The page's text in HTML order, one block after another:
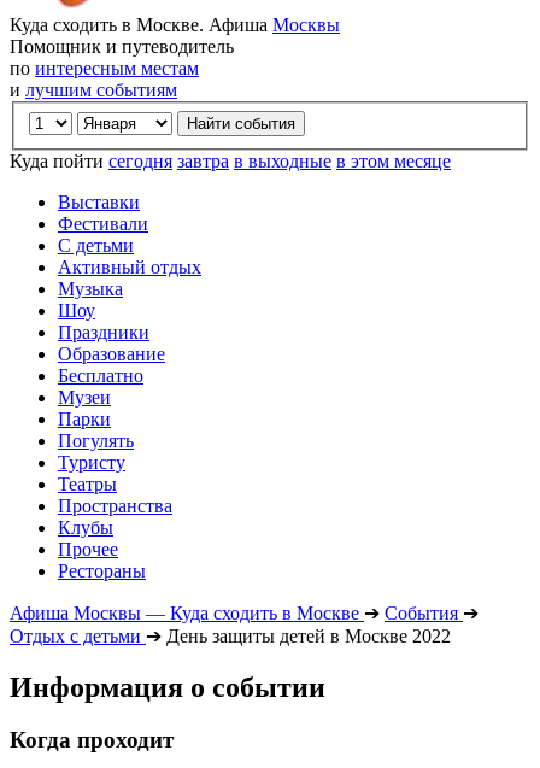
Куда сходить в Москве. Афиша Москвы
Помощник и путеводитель
по интересным местам
и лучшим событиям
Куда пойти сегодня завтра в выходные в этом месяце
Выставки
Фестивали
С детьми
Активный отдых
Музыка
Шоу
Праздники
Образование
Бесплатно
Музеи
Парки
Погулять
Туристу
Театры
Пространства
Клубы
Прочее
Рестораны
Афиша Москвы — Куда сходить в Москве ➔ События ➔
Отдых с детьми ➔ День защиты детей в Москве 2022
Информация о событии
Когда проходит